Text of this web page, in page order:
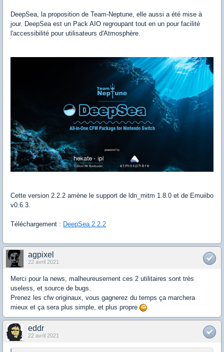
DeepSea, la proposition de Team-Neptune, elle aussi a été mise à
jour. DeepSea est un Pack AIO regroupant tout en un pour facilité
l'accessibilité pour utilisateurs d'Atmosphère.
Cette version 2.2.2 amène le support de ldn_mitm 1.8.0 et de Emuiibo
v0.6.3.
Téléchargement : DeepSea 2.2.2
agpixel
22 avril 2021
Merci pour la news, malheureusement ces 2 utilitaires sont très
useless, et source de bugs.
Prenez les cfw originaux, vous gagnerez du temps ça marchera
mieux et ça sera plus simple, et plus propre
eddr
22 avril 2021